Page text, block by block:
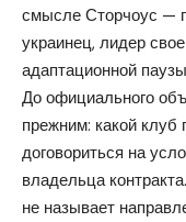
смысле Сторчоус —
украинец, лидер
адаптационной
До официального
прежним: какой клуб
договориться на
владельца
не называет